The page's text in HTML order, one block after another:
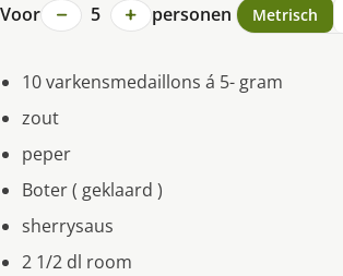
Voor − 5 + personen Metrisch
10 varkensmedaillons á 5- gram
zout
peper
Boter ( geklaard )
sherrysaus
2 1/2 dl room